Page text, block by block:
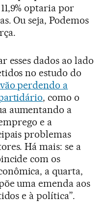
optaria por
Ou seja, Podemos
esses dados ao lado
no estudo do
perdendo a
, como o
aumentando a
e a
problemas
Há mais: se a
com os
a quarta,
uma emenda aos
e à política”.